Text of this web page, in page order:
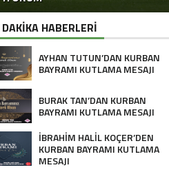
HABERLERİ
AYHAN TUTUN’DAN KURBAN
BAYRAMI KUTLAMA MESAJI
BURAK TAN’DAN KURBAN
BAYRAMI KUTLAMA MESAJI
İBRAHİM HALİL KOÇER’DEN
KURBAN BAYRAMI KUTLAMA
MESAJI